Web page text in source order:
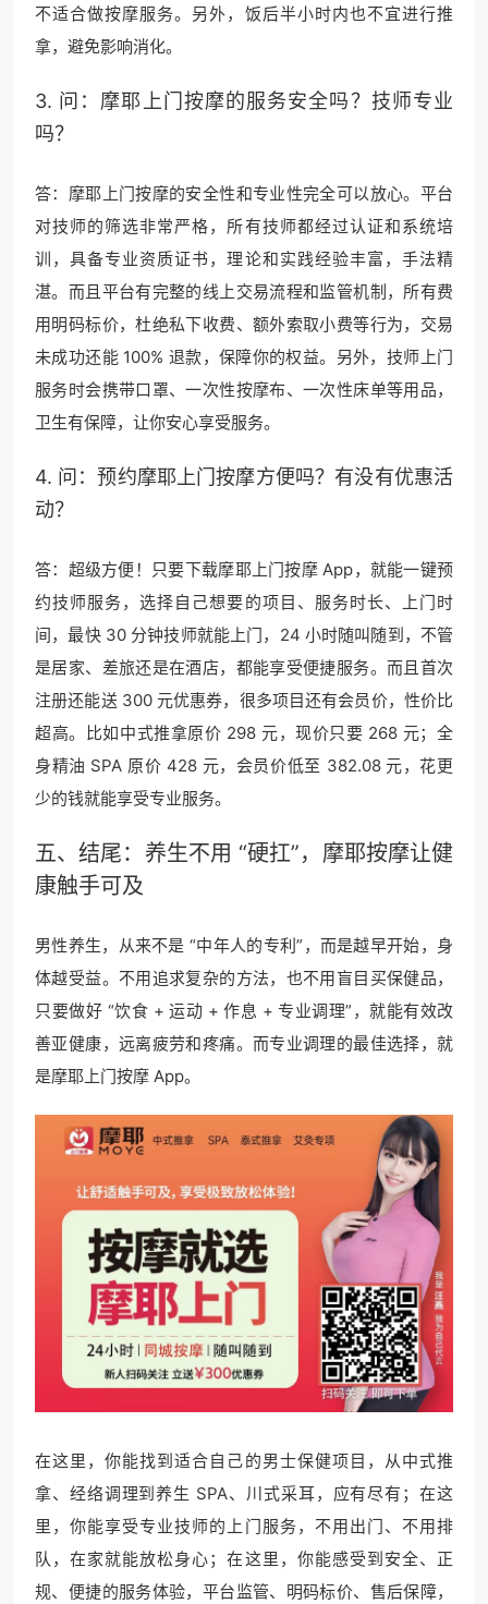
不适合做按摩服务。另外，饭后半小时内也不宜进行推
拿，避免影响消化。
3. 问：摩耶上门按摩的服务安全吗？技师专业
吗？
答：摩耶上门按摩的安全性和专业性完全可以放心。平台
对技师的筛选非常严格，所有技师都经过认证和系统培
训，具备专业资质证书，理论和实践经验丰富，手法精
湛。而且平台有完整的线上交易流程和监管机制，所有费
用明码标价，杜绝私下收费、额外索取小费等行为，交易
未成功还能 100% 退款，保障你的权益。另外，技师上门
服务时会携带口罩、一次性按摩布、一次性床单等用品，
卫生有保障，让你安心享受服务。
4. 问：预约摩耶上门按摩方便吗？有没有优惠活
动？
答：超级方便！只要下载摩耶上门按摩 App，就能一键预
约技师服务，选择自己想要的项目、服务时长、上门时
间，最快 30 分钟技师就能上门，24 小时随叫随到，不管
是居家、差旅还是在酒店，都能享受便捷服务。而且首次
注册还能送 300 元优惠券，很多项目还有会员价，性价比
超高。比如中式推拿原价 298 元，现价只要 268 元；全
身精油 SPA 原价 428 元，会员价低至 382.08 元，花更
少的钱就能享受专业服务。
五、结尾：养生不用 “硬扛”，摩耶按摩让健
康触手可及
男性养生，从来不是 “中年人的专利”，而是越早开始，身
体越受益。不用追求复杂的方法，也不用盲目买保健品，
只要做好 “饮食 + 运动 + 作息 + 专业调理”，就能有效改
善亚健康，远离疲劳和疼痛。而专业调理的最佳选择，就
是摩耶上门按摩 App。
在这里，你能找到适合自己的男士保健项目，从中式推
拿、经络调理到养生 SPA、川式采耳，应有尽有；在这
里，你能享受专业技师的上门服务，不用出门、不用排
队，在家就能放松身心；在这里，你能感受到安全、正
规、便捷的服务体验，平台监管、明码标价、售后保障，